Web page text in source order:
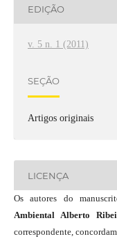
EDIÇÃO
v. 5 n. 1 (2011)
SEÇÃO
Artigos originais
LICENÇA
Os autores do
Ambiental Alberto
correspondente,